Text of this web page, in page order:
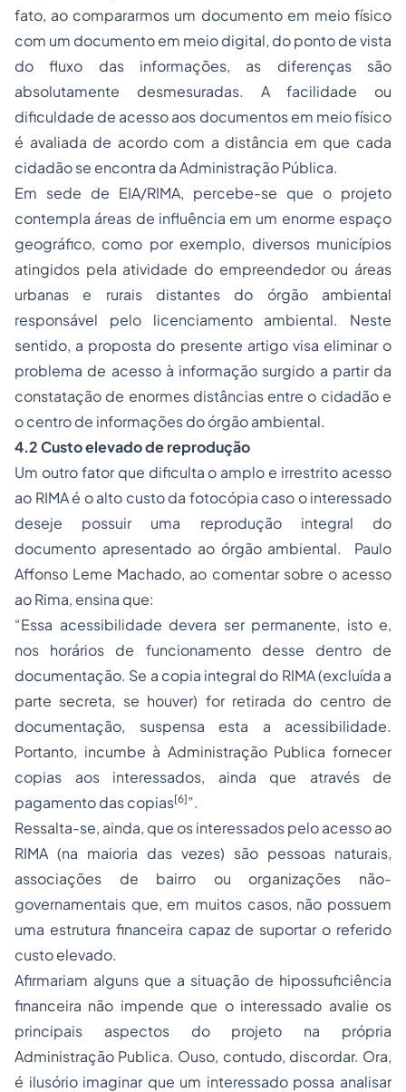
fato, ao compararmos um documento em meio físico
com um documento em meio digital, do ponto de vista
do fluxo das informações, as diferenças são
absolutamente desmesuradas. A facilidade ou
dificuldade de acesso aos documentos em meio físico
é avaliada de acordo com a distância em que cada
cidadão se encontra da Administração Pública.
Em sede de EIA/RIMA, percebe-se que o projeto
contempla áreas de influência em um enorme espaço
geográfico, como por exemplo, diversos municípios
atingidos pela atividade do empreendedor ou áreas
urbanas e rurais distantes do órgão ambiental
responsável pelo licenciamento ambiental. Neste
sentido, a proposta do presente artigo visa eliminar o
problema de acesso à informação surgido a partir da
constatação de enormes distâncias entre o cidadão e
o centro de informações do órgão ambiental.
4.2 Custo elevado de reprodução
Um outro fator que dificulta o amplo e irrestrito acesso
ao RIMA é o alto custo da fotocópia caso o interessado
deseje possuir uma reprodução integral do
documento apresentado ao órgão ambiental. Paulo
Affonso Leme Machado, ao comentar sobre o acesso
ao Rima, ensina que:
“Essa acessibilidade devera ser permanente, isto e,
nos horários de funcionamento desse dentro de
documentação. Se a copia integral do RIMA (excluída a
parte secreta, se houver) for retirada do centro de
documentação, suspensa esta a acessibilidade.
Portanto, incumbe à Administração Publica fornecer
copias aos interessados, ainda que através de
pagamento das copias[6]”.
Ressalta-se, ainda, que os interessados pelo acesso ao
RIMA (na maioria das vezes) são pessoas naturais,
associações de bairro ou organizações não-
governamentais que, em muitos casos, não possuem
uma estrutura financeira capaz de suportar o referido
custo elevado.
Afirmariam alguns que a situação de hipossuficiência
financeira não impende que o interessado avalie os
principais aspectos do projeto na própria
Administração Publica. Ouso, contudo, discordar. Ora,
é ilusório imaginar que um interessado possa analisar